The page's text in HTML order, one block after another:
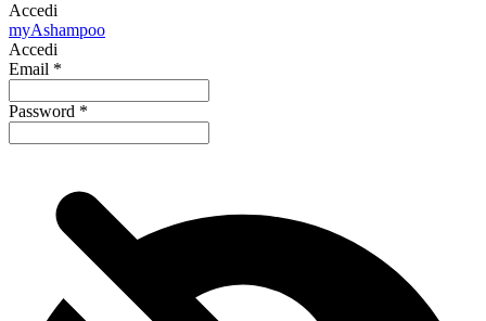
Accedi
myAshampoo
Accedi
Email *
Password *